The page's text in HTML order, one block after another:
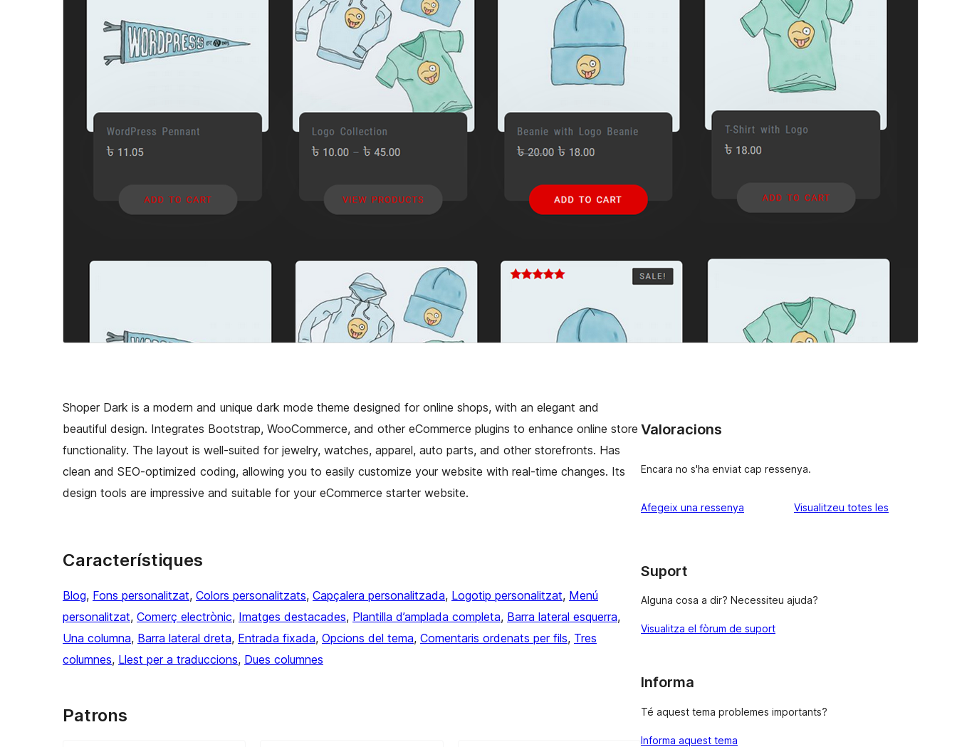
Shoper Dark is a modern and unique dark mode theme designed for online shops, with an elegant and
beautiful design. Integrates Bootstrap, WooCommerce, and other eCommerce plugins to enhance online store
functionality. The layout is well-suited for jewelry, watches, apparel, auto parts, and other storefronts. Has
clean and SEO-optimized coding, allowing you to easily customize your website with real-time changes. Its
design tools are impressive and suitable for your eCommerce starter website.
Característiques
Blog, Fons personalitzat, Colors personalitzats, Capçalera personalitzada, Logotip personalitzat, Menú
personalitzat, Comerç electrònic, Imatges destacades, Plantilla d’amplada completa, Barra lateral esquerra
Una columna, Barra lateral dreta, Entrada fixada, Opcions del tema, Comentaris ordenats per fils, Tres
columnes, Llest per a traduccions, Dues columnes
Patrons
Valoracions
Encara no s'ha enviat cap ressenya.
Afegeix una ressenya Visualitzeu totes les
Suport
Alguna cosa a dir? Necessiteu ajuda?
Visualitza el fòrum de suport
Informa
Té aquest tema problemes importants?
Informa aquest tema